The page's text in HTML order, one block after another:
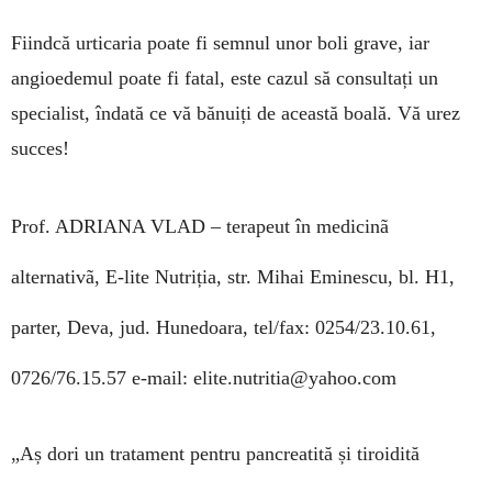
Fiindcă urticaria poate fi semnul unor boli grave, iar
angioedemul poate fi fatal, este cazul să consultați un
specialist, îndată ce vă bănuiți de această boală. Vă urez
succes!
Prof. ADRIANA VLAD – terapeut în medicinã
alternativã, E-lite Nutriția, str. Mihai Eminescu, bl. H1,
parter, Deva, jud. Hunedoara, tel/fax: 0254/23.10.61,
0726/76.15.57 e-mail: elite.nutritia@yahoo.com
„Aș dori un tratament pentru pancreatită și tiroidită